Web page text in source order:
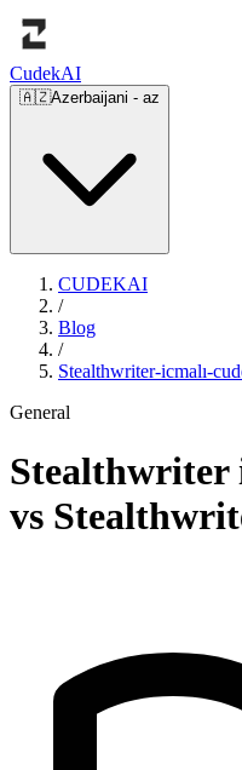
CudekAI
🇦🇿Azerbaijani - az
CUDEKAI
/
Blog
/
Stealthwriter-icmalı-
General
Stealthwriter
vs